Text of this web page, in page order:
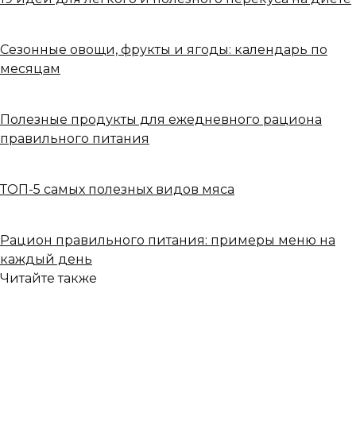
Сезонные овощи, фрукты и ягоды: календарь по
месяцам
Полезные продукты для ежедневного рациона
правильного питания
ТОП-5 самых полезных видов мяса
Рацион правильного питания: примеры меню на
каждый день
Читайте также